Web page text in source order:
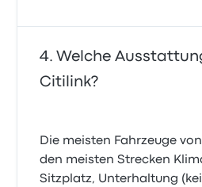
Welche
Citilink?
Die meisten Fahrzeuge
den meisten Strecken
Sitzplatz, Unterhaltung